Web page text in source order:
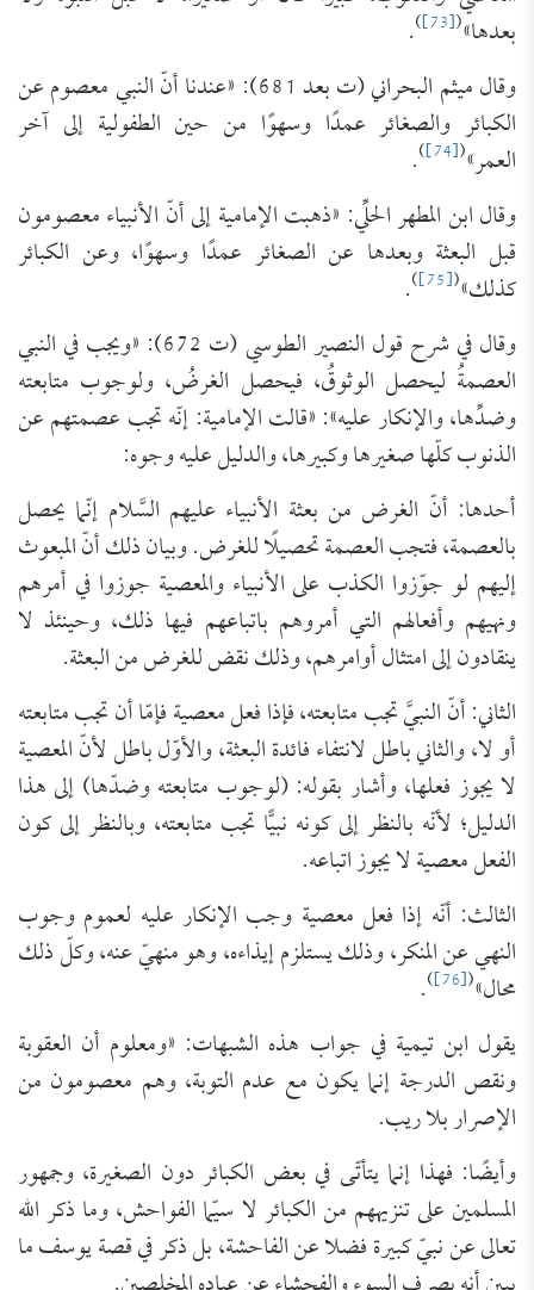
بعدها»(
[73]
)
.
وقال ميثم البحراني (ت بعد 681): «عندنا أنّ النبي معصوم عن
الكبائر والصغائر عمدًا وسهوًا من حين الطفولية إلى آخر
العمر»(
[74]
)
.
وقال ابن المطهر الحلِّي: «ذهبت الإمامية إلى أنّ الأنبياء معصومون
قبل البعثة وبعدها عن الصغائر عمدًا وسهوًا، وعن الكبائر
كذلك»(
[75]
)
.
وقال في شرح قول النصير الطوسي (ت 672): «ويجب في النبي
العصمةُ ليحصل الوثوقُ، فيحصل الغرضُ، ولوجوب متابعته
وضدِّها، والإنكار عليه»: «قالت الإمامية: إنّه تجب عصمتهم عن
الذنوب كلّها صغيرها وكبيرها، والدليل عليه وجوه:
أحدها: أنّ الغرض من بعثة الأنبياء عليهم السَّلام إنّما يحصل
بالعصمة، فتجب العصمة تحصيلًا للغرض. وبيان ذلك أنّ المبعوث
إليهم لو جوّزوا الكذب على الأنبياء والمعصية جوزوا في أمرهم
ونهيهم وأفعالهم التي أمروهم باتباعهم فيها ذلك، وحينئذ لا
ينقادون إلى امتثال أوامرهم، وذلك نقض للغرض من البعثة.
الثاني: أنّ النبيَّ تجب متابعته، فإذا فعل معصية فإمّا أن تجب متابعته
أو لا، والثاني باطل لانتفاء فائدة البعثة، والأوّل باطل لأنّ المعصية
لا يجوز فعلها، وأشار بقوله: (لوجوب متابعته وضدّها) إلى هذا
الدليل؛ لأنّه بالنظر إلى كونه نبيًّا تجب متابعته، وبالنظر إلى كون
الفعل معصية لا يجوز اتباعه.
الثالث: أنّه إذا فعل معصية وجب الإنكار عليه لعموم وجوب
النهي عن المنكر، وذلك يستلزم إيذاءه، وهو منهيّ عنه، وكلّ ذلك
محال»(
[76]
)
.
يقول ابن تيمية في جواب هذه الشبهات: «ومعلوم أن العقوبة
ونقص الدرجة إنما يكون مع عدم التوبة، وهم معصومون من
الإصرار بلا ريب.
وأيضًا: فهذا إنما يتأتّى ‌في ‌بعض ‌الكبائر ‌دون الصغيرة، وجمهور
المسلمين على تنزيههم من الكبائر لا سيّما الفواحش، وما ذكر الله
تعالى عن نبيّ كبيرة فضلا عن الفاحشة، بل ذكر في قصة يوسف ما